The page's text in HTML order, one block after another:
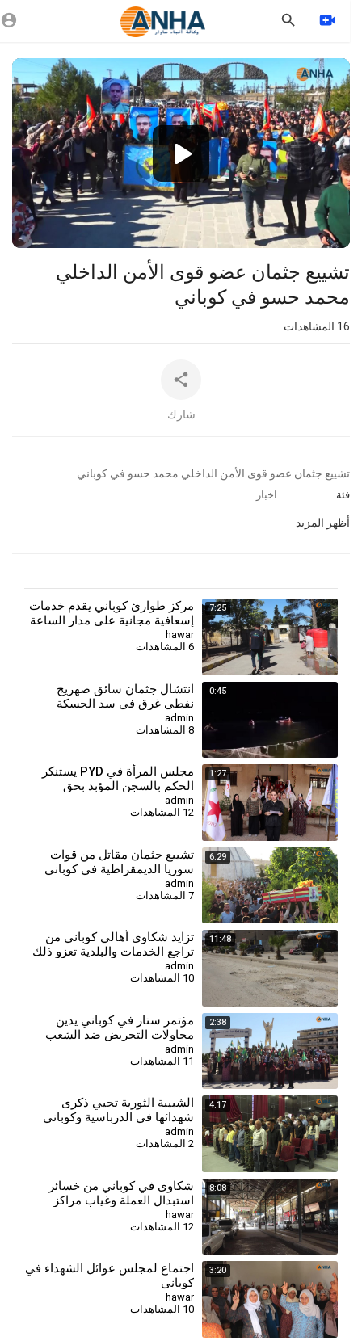
Video
Player
1080p
720p
480p
360p
⁣تشييع جثمان عضو قوى الأمن الداخلي
محمد حسو في كوباني
المشاهدات
شارك
⁣تشييع جثمان عضو قوى الأمن الداخلي محمد حسو في كوباني
فئة اخبار
أظهر المزيد
7:25
مركز طوارئ كوباني يقدم خدمات
إسعافية مجانية على مدار الساعة
لأهالي المدينة وريفها
hawar
6 المشاهدات
0:45
انتشال جثمان سائق صهريج
نفطي غرق في سد الحسكة
الجنوبي
admin
8 المشاهدات
1:27
مجلس المرأة في PYD يستنكر
الحكم بالسجن المؤبد بحق
المقاتلة جيجك كوباني
admin
12 المشاهدات
6:29
⁣تشييع جثمان مقاتل من قوات
سوريا الديمقراطية في كوباني
admin
7 المشاهدات
11:48
⁣تزايد شكاوى أهالي كوباني من
تراجع الخدمات والبلدية تعزو ذلك
لغياب الدعم
admin
2:38
مؤتمر ستار في كوباني يدين
محاولات التحريض ضد الشعب
الكردي
admin
11 المشاهدات
4:17
⁣الشبيبة الثورية تحيي ذكرى
شهدائها في الدرباسية وكوباني
وتؤكد مواصلة مسيرة النضال-
كوباني
admin
2 المشاهدات
8:08
شكاوى في كوباني من خسائر
استبدال العملة وغياب مراكز
الصرف
hawar
12 المشاهدات
3:20
اجتماع لمجلس عوائل الشهداء في
كوباني
hawar
10 المشاهدات